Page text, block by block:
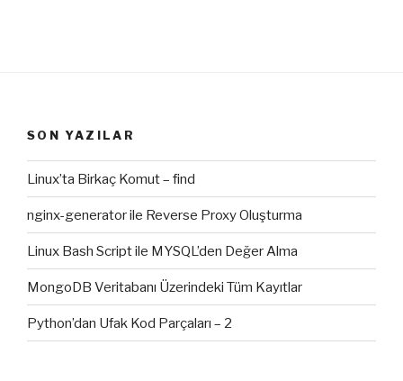
SON YAZILAR
Linux’ta Birkaç Komut – find
nginx-generator ile Reverse Proxy Oluşturma
Linux Bash Script ile MYSQL’den Değer Alma
MongoDB Veritabanı Üzerindeki Tüm Kayıtlar
Python’dan Ufak Kod Parçaları – 2